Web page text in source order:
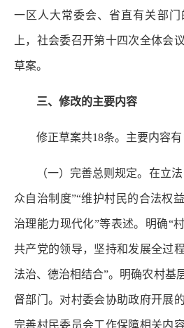
一区人大常委会、省直有关部
上，社会委召开第十四次全体会
草案。
三、修改的主要内容
修正草案共18条。主要内容有
（一）完善总则规定。 在立
众自治制度”“维护村民的合法权
治理能力现代化”等表述。明确“
共产党的领导，坚持和发展全过
法治、德治相结合”。明确农村基
督部门。对村委会协助政府开展
完善村民委员会工作保障相关内